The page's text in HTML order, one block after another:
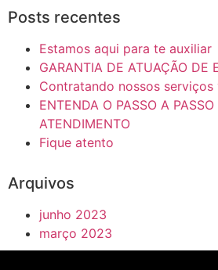
Posts recentes
Estamos aqui para te auxiliar
GARANTIA DE ATUAÇÃO DE
Contratando nossos serviços
ENTENDA O PASSO A
ATENDIMENTO
Fique atento
Arquivos
junho 2023
março 2023